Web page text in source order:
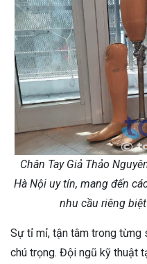
Chân Tay Giả Thảo
Hà Nội uy tín, mang đến
nhu cầu riêng
Sự tỉ mỉ, tận tâm trong từng
chú trọng. Đội ngũ kỹ thuật